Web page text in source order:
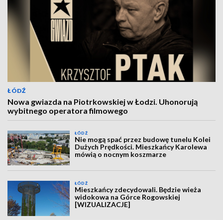
ŁÓDŹ
Nowa gwiazda na Piotrkowskiej w Łodzi. Uhonorują
wybitnego operatora filmowego
ŁÓDŹ
Nie mogą spać przez budowę tunelu Kolei
Dużych Prędkości. Mieszkańcy Karolewa
mówią o nocnym koszmarze
ŁÓDŹ
Mieszkańcy zdecydowali. Będzie wieża
widokowa na Górce Rogowskiej
[WIZUALIZACJE]